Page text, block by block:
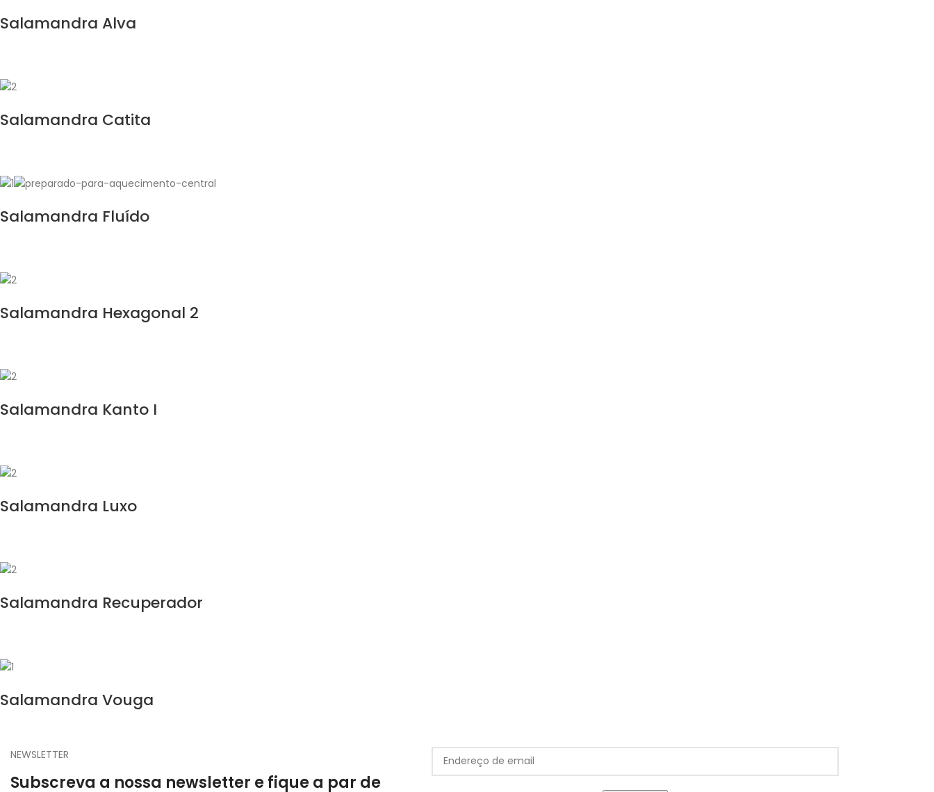
Salamandra Alva
Salamandra Catita
Salamandra Fluído
Salamandra Hexagonal 2
Salamandra Kanto I
Salamandra Luxo
Salamandra Recuperador
Salamandra Vouga
NEWSLETTER
Subscreva a nossa newsletter e fique a par de